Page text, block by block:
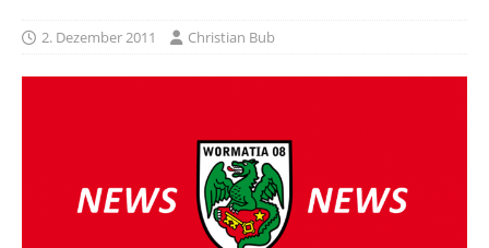
2. Dezember 2011 Christian Bub